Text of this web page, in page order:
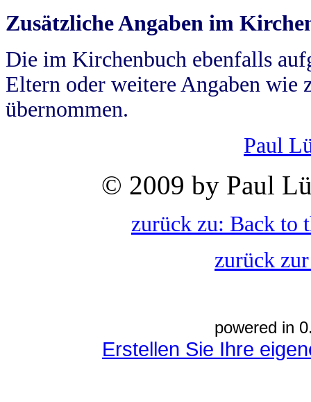
Zusätzliche Angaben im
Die im Kirchenbuch ebenfalls
Eltern oder weitere Angaben wie
übernommen.
Paul
© 2009 by Paul
zurück zu: Back to
zurück
powered in
Erstellen Sie Ihre